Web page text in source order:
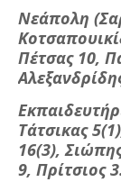
Νεάπολη
Πέτσας 10,
Τάτσικας
16(3),
9, Πρίτσιος